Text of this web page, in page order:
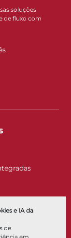
e IA da
de
soluções
de fluxo com